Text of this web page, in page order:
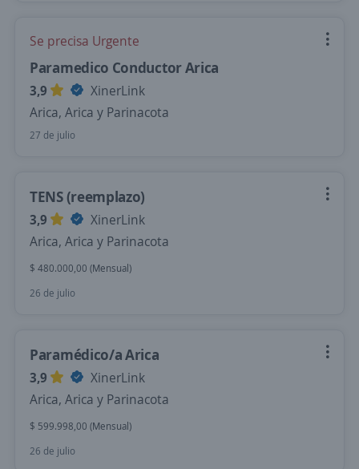
Se precisa Urgente
Paramedico Conductor Arica
3,9
XinerLink
Arica, Arica y Parinacota
27 de julio
TENS (reemplazo)
3,9
XinerLink
Arica, Arica y Parinacota
$ 480.000,00 (Mensual)
26 de julio
Paramédico/a Arica
3,9
XinerLink
Arica, Arica y Parinacota
$ 599.998,00 (Mensual)
26 de julio